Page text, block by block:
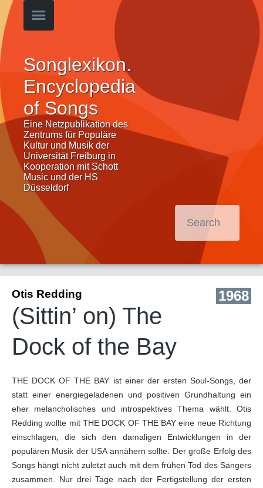
Songlexikon.
Encyclopedia
of Songs
Eine Netzpublikation des
Zentrums für Populäre
Kultur und Musik der
Universität Freiburg in
Kooperation mit Schott
Music und der HS
Düsseldorf
1968
Otis Redding
(Sittin’ on) The
Dock of the Bay
THE DOCK OF THE BAY ist einer der ersten Soul-Songs, der
statt einer energiegeladenen und positiven Grundhaltung ein
eher melancholisches und introspektives Thema wählt. Otis
Redding wollte mit THE DOCK OF THE BAY eine neue Richtung
einschlagen, die sich den damaligen Entwicklungen in der
populären Musik der USA annähern sollte. Der große Erfolg des
Songs hängt nicht zuletzt auch mit dem frühen Tod des Sängers
zusammen. Nur drei Tage nach der Fertigstellung der ersten